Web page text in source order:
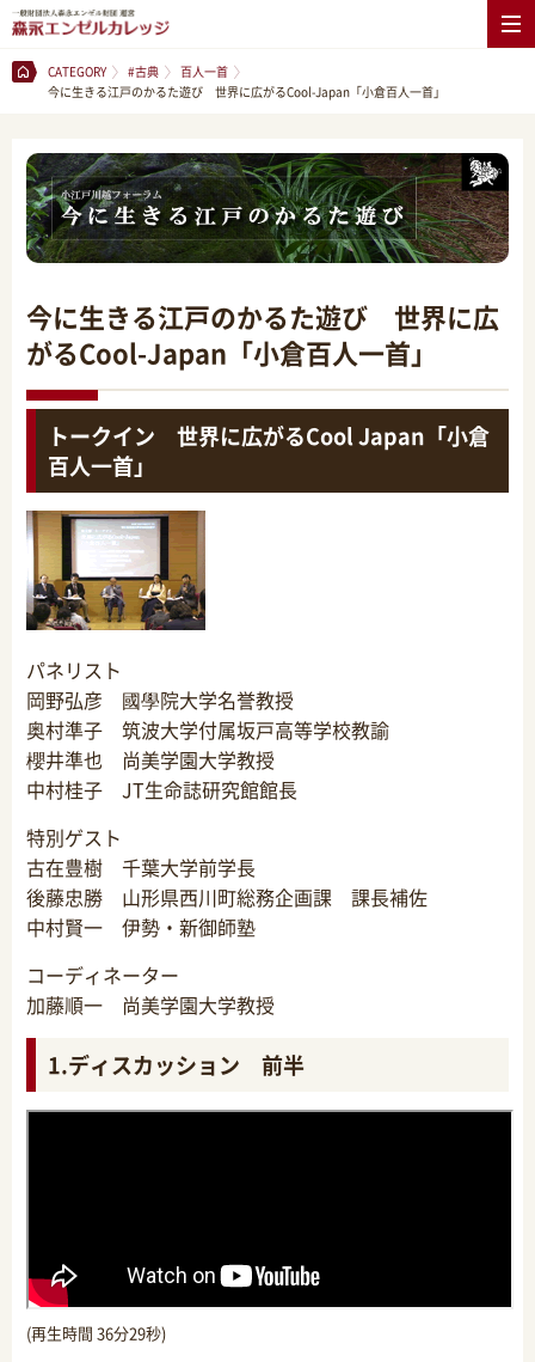
CATEGORY #古典
百人一首
今に生きる江戸のかるた遊び 世界に広がるCool-Japan「小倉百人一首」
今に生きる江戸のかるた遊び 世界に広
がるCool-Japan「小倉百人一首」
トークイン 世界に広がるCool Japan「小倉
百人一首」
パネリスト
岡野弘彦 國學院大学名誉教授
奥村準子 筑波大学付属坂戸高等学校教諭
櫻井準也 尚美学園大学教授
中村桂子 JT生命誌研究館館長
特別ゲスト
古在豊樹 千葉大学前学長
後藤忠勝 山形県西川町総務企画課 課長補佐
中村賢一 伊勢・新御師塾
コーディネーター
加藤順一 尚美学園大学教授
1.ディスカッション 前半
(再生時間 36分29秒)